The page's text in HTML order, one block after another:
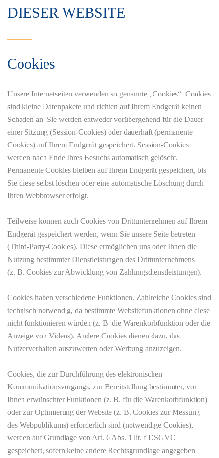
DIESER WEBSITE
Cookies
Unsere Internetseiten verwenden so genannte „Cookies“. Cookies
sind kleine Datenpakete und richten auf Ihrem Endgerät keinen
Schaden an. Sie werden entweder vorübergehend für die Dauer
einer Sitzung (Session-Cookies) oder dauerhaft (permanente
Cookies) auf Ihrem Endgerät gespeichert. Session-Cookies
werden nach Ende Ihres Besuchs automatisch gelöscht.
Permanente Cookies bleiben auf Ihrem Endgerät gespeichert, bis
Sie diese selbst löschen oder eine automatische Löschung durch
Ihren Webbrowser erfolgt.
Teilweise können auch Cookies von Drittunternehmen auf Ihrem
Endgerät gespeichert werden, wenn Sie unsere Seite betreten
(Third-Party-Cookies). Diese ermöglichen uns oder Ihnen die
Nutzung bestimmter Dienstleistungen des Drittunternehmens
(z. B. Cookies zur Abwicklung von Zahlungsdienstleistungen).
Cookies haben verschiedene Funktionen. Zahlreiche Cookies sind
technisch notwendig, da bestimmte Websitefunktionen ohne diese
nicht funktionieren würden (z. B. die Warenkorbfunktion oder die
Anzeige von Videos). Andere Cookies dienen dazu, das
Nutzerverhalten auszuwerten oder Werbung anzuzeigen.
Cookies, die zur Durchführung des elektronischen
Kommunikationsvorgangs, zur Bereitstellung bestimmter, von
Ihnen erwünschter Funktionen (z. B. für die Warenkorbfunktion)
oder zur Optimierung der Website (z. B. Cookies zur Messung
des Webpublikums) erforderlich sind (notwendige Cookies),
werden auf Grundlage von Art. 6 Abs. 1 lit. f DSGVO
gespeichert, sofern keine andere Rechtsgrundlage angegeben